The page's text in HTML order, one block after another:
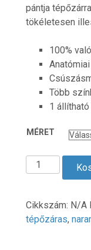
pántja
tökéletesen
100%
Több
1
MÉRET
Tépőzáras
Biokomfort
Papucs
Cikkszám: N/A
tépőzáras,